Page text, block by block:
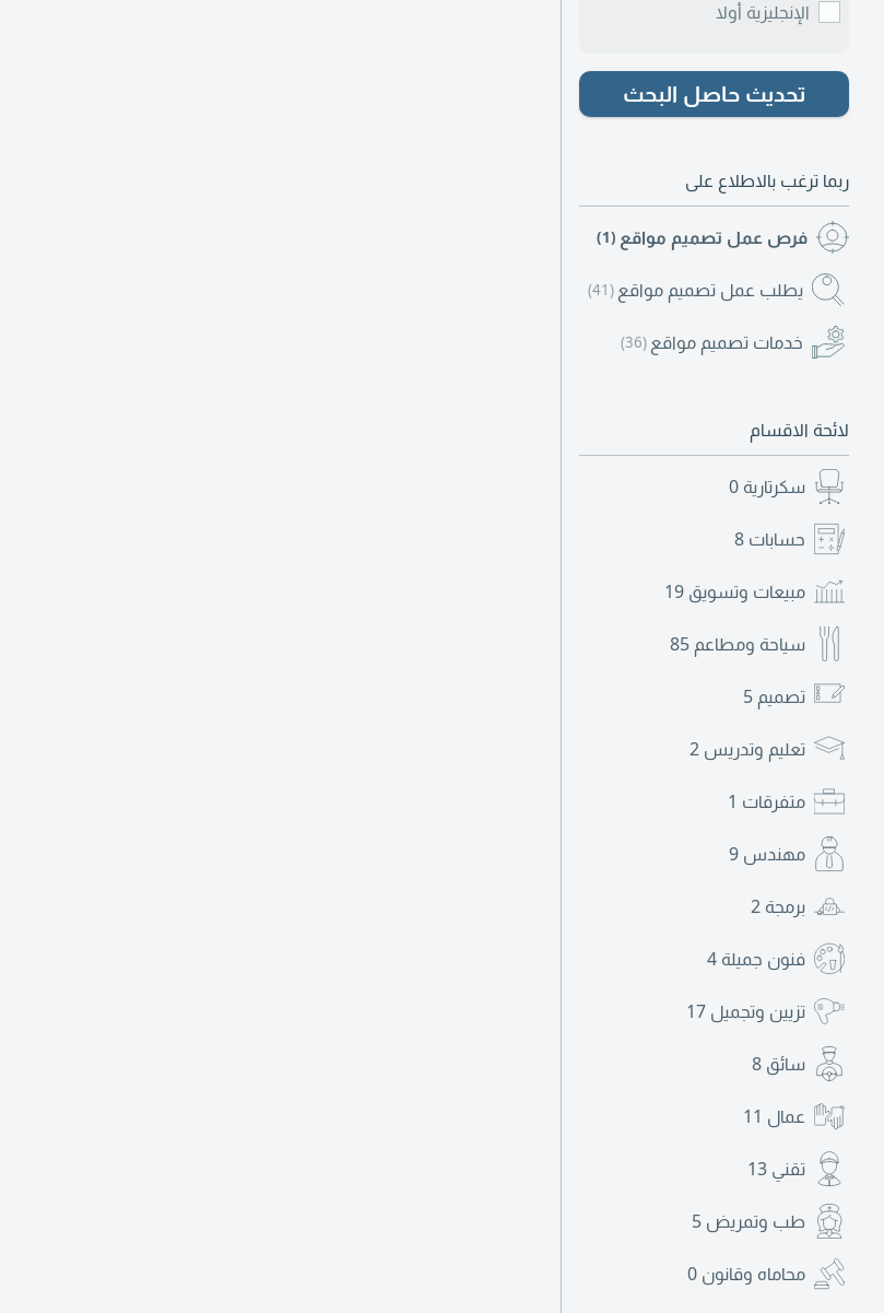
الإنجليزية أولا
تحديث حاصل البحث
ربما ترغب بالاطلاع على
فرص عمل تصميم مواقع (1)
يطلب عمل تصميم مواقع (41)
خدمات تصميم مواقع (36)
لائحة الاقسام
سكرتارية 0
حسابات 8
مبيعات وتسويق 19
سياحة ومطاعم 85
تصميم 5
تعليم وتدريس 2
متفرقات 1
مهندس 9
برمجة 2
فنون جميلة 4
تزيين وتجميل 17
سائق 8
عمال 11
تقني 13
طب وتمريض 5
محاماه وقانون 0